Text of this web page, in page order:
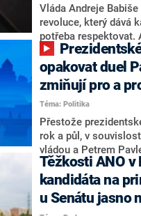
o případné
značně pochybuje.
nemá osobu, která
Vláda Andreje
revoluce, který dává
potřeba
ministryně
rozhovoru pro CNN
ohledně politického
Tejce (za ANO) či
práva Taťány Malé
adresu vlády prý
vrátila k volební
hnutí Naše Česko
opakovat duel
zmiňují pro a
Téma: Politika
Přestože
rok a půl, v
vládou a Petrem
tom, koho by do
koalice. Někteří
jméno premiéra
pravděpodobné, že
Těžkosti ANO v
kandidáta na
u Senátu jasno